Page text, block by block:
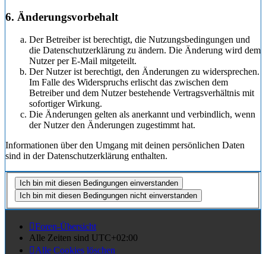
6. Änderungsvorbehalt
Der Betreiber ist berechtigt, die Nutzungsbedingungen und
die Datenschutzerklärung zu ändern. Die Änderung wird dem
Nutzer per E-Mail mitgeteilt.
Der Nutzer ist berechtigt, den Änderungen zu widersprechen.
Im Falle des Widerspruchs erlischt das zwischen dem
Betreiber und dem Nutzer bestehende Vertragsverhältnis mit
sofortiger Wirkung.
Die Änderungen gelten als anerkannt und verbindlich, wenn
der Nutzer den Änderungen zugestimmt hat.
Informationen über den Umgang mit deinen persönlichen Daten
sind in der Datenschutzerklärung enthalten.
Foren-Übersicht
Alle Zeiten sind UTC+02:00
Alle Cookies löschen